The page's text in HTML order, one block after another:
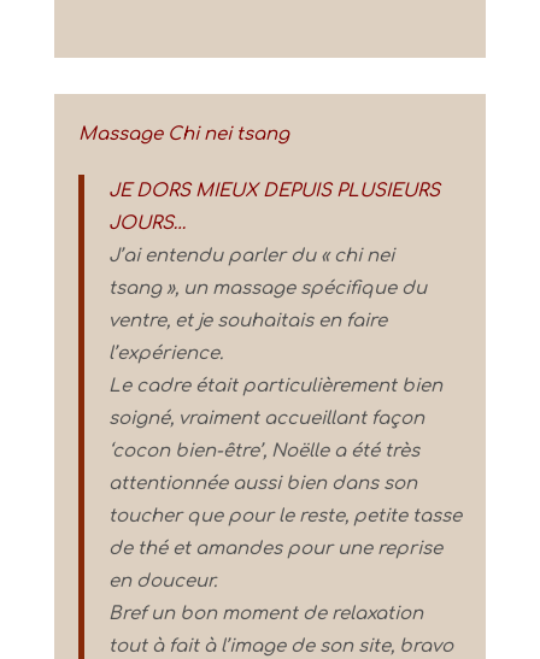
Massage Chi nei tsang
JE DORS MIEUX DEPUIS PLUSIEURS
JOURS…
J’ai entendu parler du « chi nei
tsang », un massage spécifique du
ventre, et je souhaitais en faire
l’expérience.
Le cadre était particulièrement bien
soigné, vraiment accueillant façon
‘cocon bien-être’, Noëlle a été très
attentionnée aussi bien dans son
toucher que pour le reste, petite tasse
de thé et amandes pour une reprise
en douceur.
Bref un bon moment de relaxation
tout à fait à l’image de son site, bravo